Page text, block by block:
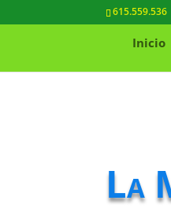
615.559.536
Inicio
La